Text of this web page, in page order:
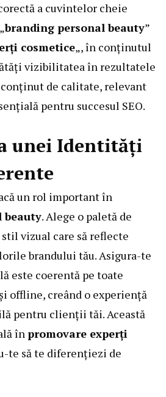
a cuvintelor cheie
branding personal beauty”
cosmetice„, în conținutul
vizibilitatea în rezultatele
conținut de calitate, relevant
pentru succesul SEO.
unei Identități
un rol important în
beauty. Alege o paletă de
vizual care să reflecte
brandului tău. Asigura-te
este coerentă pe toate
offline, creând o experiență
pentru clienții tăi. Această
înpromovare experți
te să te diferențiezi de